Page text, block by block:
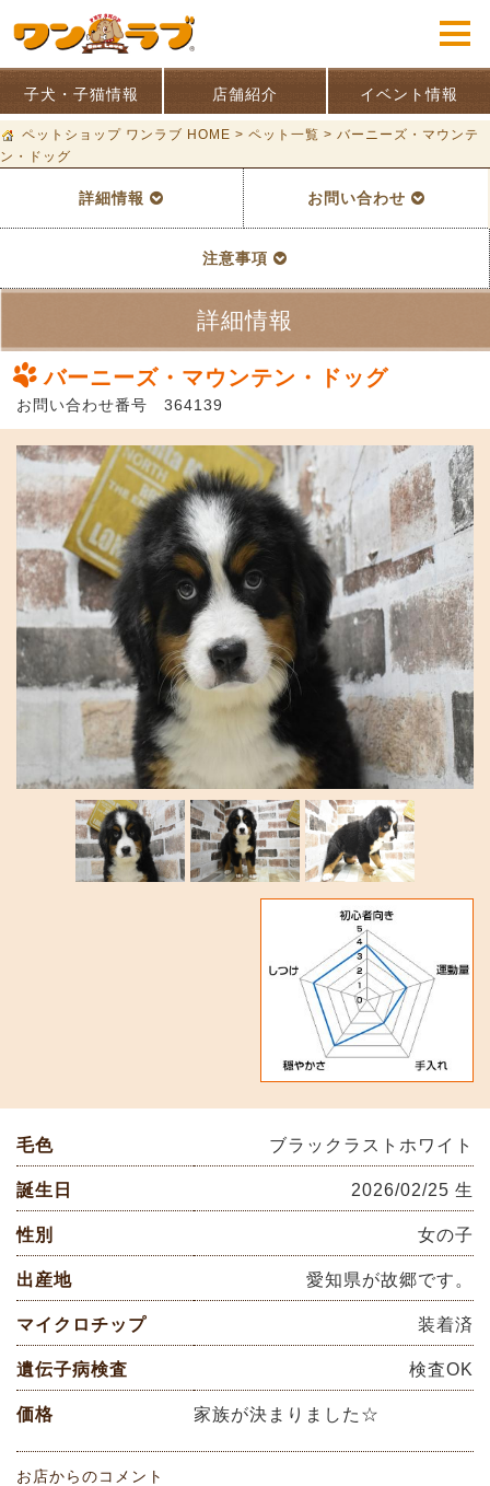
子犬・子猫情報 店舗紹介 イベント情報
ペットショップ ワンラブ HOME > ペット一覧 > バーニーズ・マウンテ
ン・ドッグ
詳細情報 お問い合わせ
注意事項
詳細情報
バーニーズ・マウンテン・ドッグ
お問い合わせ番号 364139
毛色 ブラックラストホワイト
誕生日 2026/02/25 生
性別 女の子
出産地 愛知県が故郷です。
マイクロチップ 装着済
遺伝子病検査 検査OK
価格 家族が決まりました☆
お店からのコメント